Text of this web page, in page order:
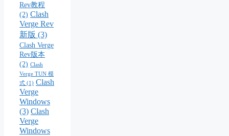
Rev教程
(2) Clash
Verge Rev
新版 (3)
Clash Verge
Rev版本
(2) Clash
Verge TUN 模
式 (1) Clash
Verge
Windows
(3) Clash
Verge
Windows